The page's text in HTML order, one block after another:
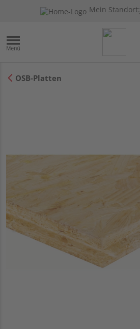
Mein Standort:
OSB-Platten